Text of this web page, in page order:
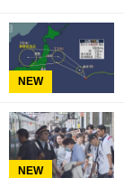
NEW
NEW